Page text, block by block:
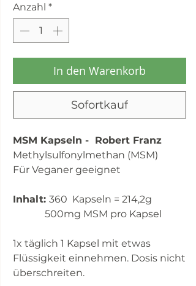
Anzahl *
In den Warenkorb
Sofortkauf
MSM Kapseln - Robert Franz
Methylsulfonylmethan (MSM)
Für Veganer geeignet
Inhalt: 360 Kapseln = 214,2g
500mg MSM pro Kapsel
1x täglich 1 Kapsel mit etwas
Flüssigkeit einnehmen. Dosis nicht
überschreiten.